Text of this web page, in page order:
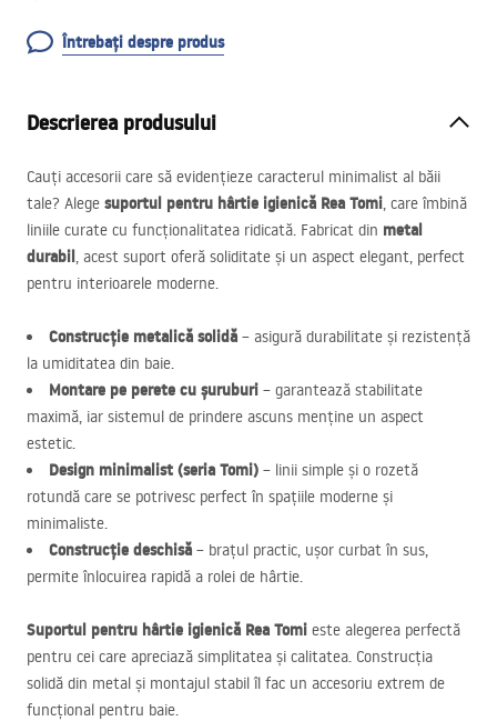
Întrebați despre produs
Descrierea produsului
Cauți accesorii care să evidențieze caracterul minimalist al băii
tale? Alege suportul pentru hârtie igienică Rea Tomi, care îmbină
liniile curate cu funcționalitatea ridicată. Fabricat din metal
durabil, acest suport oferă soliditate și un aspect elegant, perfect
pentru interioarele moderne.
Construcție metalică solidă – asigură durabilitate și rezistență
la umiditatea din baie.
Montare pe perete cu șuruburi – garantează stabilitate
maximă, iar sistemul de prindere ascuns menține un aspect
estetic.
Design minimalist (seria Tomi) – linii simple și o rozetă
rotundă care se potrivesc perfect în spațiile moderne și
minimaliste.
Construcție deschisă – brațul practic, ușor curbat în sus,
permite înlocuirea rapidă a rolei de hârtie.
Suportul pentru hârtie igienică Rea Tomi este alegerea perfectă
pentru cei care apreciază simplitatea și calitatea. Construcția
solidă din metal și montajul stabil îl fac un accesoriu extrem de
funcțional pentru baie.